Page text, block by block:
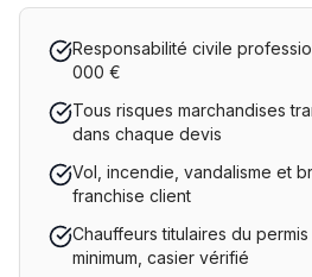
Responsabilité civile
000 €
Tous risques marchandises
dans chaque devis
Vol, incendie, vandalisme et
franchise client
Chauffeurs titulaires du permis
minimum, casier vérifié